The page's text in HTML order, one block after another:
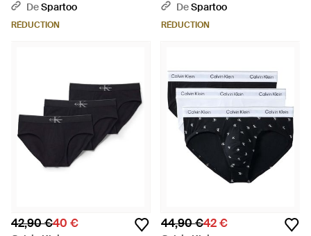
DeSpartoo
RÉDUCTION
DeSpartoo
RÉDUCTION
42,90 €40 € 44,90 €42 €